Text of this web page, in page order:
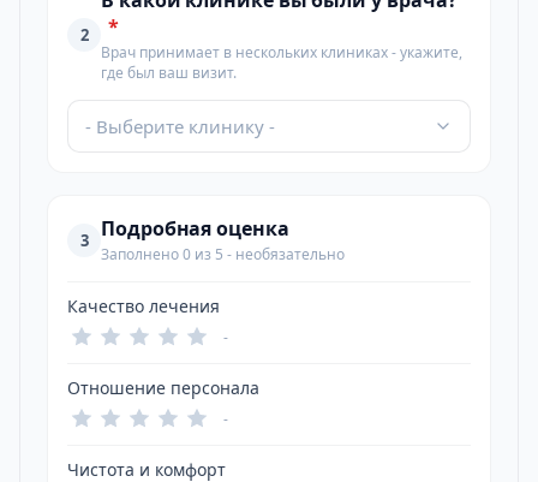
2
*
Врач принимает в нескольких клиниках - укажите,
где был ваш визит.
- Выберите клинику -
3 Подробная оценка
Заполнено 0 из 5 - необязательно
Качество лечения
-
Отношение персонала
-
Чистота и комфорт